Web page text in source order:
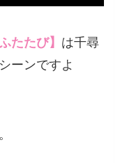
ふたたび】 は千尋
ーンですよ